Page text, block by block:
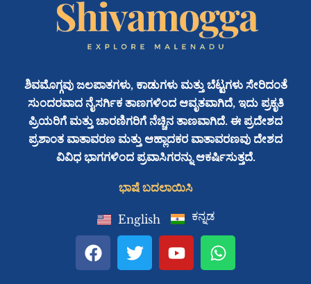
ಶಿವಮೊಗ್ಗವು ಜಲಪಾತಗಳು, ಕಾಡುಗಳು ಮತ್ತು ಬೆಟ್ಟಗಳು ಸೇರಿದಂತೆ
ಸುಂದರವಾದ ನೈಸರ್ಗಿಕ ತಾಣಗಳಿಂದ ಆವೃತವಾಗಿದೆ, ಇದು ಪ್ರಕೃತಿ
ಪ್ರಿಯರಿಗೆ ಮತ್ತು ಚಾರಣಿಗರಿಗೆ ನೆಚ್ಚಿನ ತಾಣವಾಗಿದೆ. ಈ ಪ್ರದೇಶದ
ಪ್ರಶಾಂತ ವಾತಾವರಣ ಮತ್ತು ಆಹ್ಲಾದಕರ ವಾತಾವರಣವು ದೇಶದ
ವಿವಿಧ ಭಾಗಗಳಿಂದ ಪ್ರವಾಸಿಗರನ್ನು ಆಕರ್ಷಿಸುತ್ತದೆ.
ಭಾಷೆ ಬದಲಾಯಿಸಿ
English ಕನ್ನಡ
F
a
T
w
Y
o
W
h